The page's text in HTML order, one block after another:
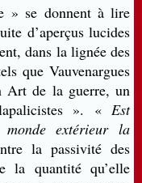
» se donnent à lire
d’aperçus lucides
dans la lignée des
que Vauvenargues
Art de la guerre, un
». « Est
extérieur la
la passivité des
la quantité qu’elle